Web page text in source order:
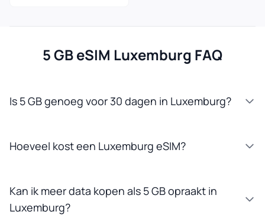
5 GB eSIM Luxemburg FAQ
Is 5 GB genoeg voor 30 dagen in Luxemburg?
Hoeveel kost een Luxemburg eSIM?
Kan ik meer data kopen als 5 GB opraakt in
Luxemburg?